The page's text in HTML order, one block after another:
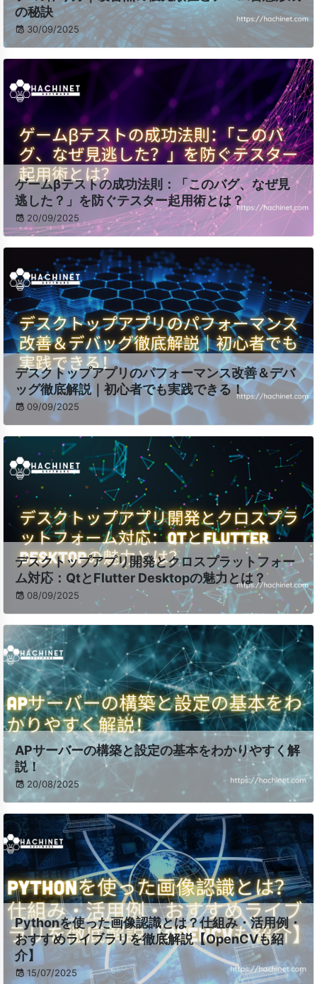
の秘訣
30/09/2025
ゲームβテストの成功法則：「このバグ、なぜ見
逃した？」を防ぐテスター起用術とは？
20/09/2025
デスクトップアプリのパフォーマンス改善＆デバ
ッグ徹底解説｜初心者でも実践できる！
09/09/2025
デスクトップアプリ開発とクロスプラットフォー
ム対応：QtとFlutter Desktopの魅力とは？
08/09/2025
APサーバーの構築と設定の基本をわかりやすく解
説！
20/08/2025
Pythonを使った画像認識とは？仕組み・活用例・
おすすめライブラリを徹底解説【OpenCVも紹
介】
15/07/2025